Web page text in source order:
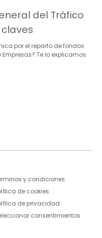
del Tráfico
por el reparto de fondos
Te lo explicamos
y condiciones
de cookies
de privacidad
consentimientos